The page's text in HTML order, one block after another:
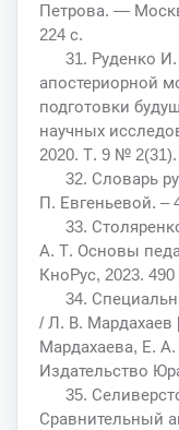
Петрова. —
224 с.
31. Руденко
апостериорной
подготовки
научных
2020. Т. 9 №
32. Словарь
П. Евгеньевой. –
33.
А. Т. Основы
КноРус, 2023. 490
34.
/ Л. В. Мардахаев
Мардахаева, Е.
Издательство
35.
Сравнительный